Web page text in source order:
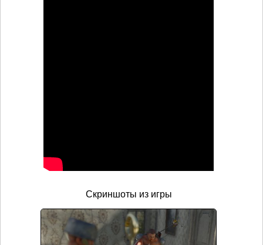
Скриншоты из игры